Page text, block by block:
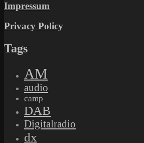
Impressum
Privacy Policy
Tags
AM
audio
camp
DAB
Digitalradio
dx